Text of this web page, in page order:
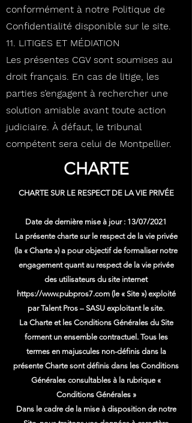
conformément à notre Politique de
Confidentialité disponible sur le site.
11. LITIGES ET MÉDIATION
Les présentes CGV sont soumises au
droit français. En cas de litige, les
parties s’engagent à rechercher une
solution amiable avant toute action
judiciaire. À défaut, le tribunal
compétent sera celui de Montpellier.
CHARTE
CHARTE SUR LE RESPECT DE LA VIE PRIVÉE
Date de dernière mise à jour : 13/07/2021
La présente charte sur le respect de la vie privée
(la « Charte ») a pour objectif de formaliser notre
engagement quant au respect de la vie privée
des utilisateurs du site internet
https://www.pubpros7.com(le « Site ») exploité
par Talent Pros – SASU exploitant le site.
La Charte et les Conditions Générales du Site
forment un ensemble contractuel. Tous les
termes en majuscules non-définis dans la
présente Charte sont définis dans les Conditions
Générales consultables à la rubrique «
Conditions Générales »
Dans le cadre de la mise à disposition de notre